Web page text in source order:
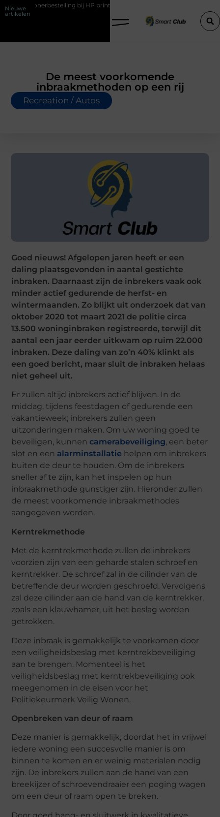
Nieuwe
artikelen
bij HP printers Onzichtbare sokken met maximaal
De meest voorkomende
inbraakmethoden op een rij
Recreation / Autos
Goed nieuws! Afgelopen jaren heeft er een
daling plaatsgevonden in aantal gestichte
inbraken. Daarnaast zijn de inbrekers vaak ook
minder actief gedurende de herfst- en
wintermaanden. Zo blijkt uit onderzoek dat van
oktober 2020 tot maart 2021 de politie circa
13.500 woninginbraken registreerde, terwijl dit
aantal een jaar eerder uitkwam op ruim 22.000
inbraken. Deze daling van zo’n 40% klinkt als
een goed bericht, maar sluit de inbraken helaas
niet geheel uit.
Er zullen altijd inbrekers actief blijven. In de
middag, tijdens feestdagen of gedurende een
vakantieweek; inbrekers zullen geen
uitzonderingen maken. Om uw woning goed te
beveiligen, kunnencamerabeveiliging, een beter
slot en een alarminstallatie helpen om inbrekers
buiten de deur te houden. Om de inbrekers
sneller af te zijn, kan het inspelen op hun
inbraakmethode gunstiger zijn. Hieronder zullen
de meest voorkomende inbraakmethodes
aangegeven worden.
Kerntrekmethode
Met de kerntrekmethode zullen de inbrekers
voorzien zijn van een geharde stalen schroef en
kerntrekker. De schroef zal in de cilinder van de
betreffende deur worden geschroefd. Vervolgens
zal deze cilinder aan de hand van de kerntrekker,
zoals een klauwhamer, uit het beslag worden
getrokken.
Deze inbraak is gemakkelijk te voorkomen door
een veiligheidsbeslag met kerntrekbeveiliging
aan te brengen. Momenteel is het
veiligheidsbeslag met kerntrekbeveiliging ook
meegenomen in de eisen voor het
Politiekeurmerk Veilig Wonen.
Openbreken van deur of raam
Deze manier is gemakkelijk, doordat het in vrijwel
iedere woning een succesvolle manier is om
binnen te komen en er weinig materialen nodig
zijn. De inbrekers zullen aan de hand van een
breekijzer of schroevendraaier een poging wagen
om een deur of raam open te breken.